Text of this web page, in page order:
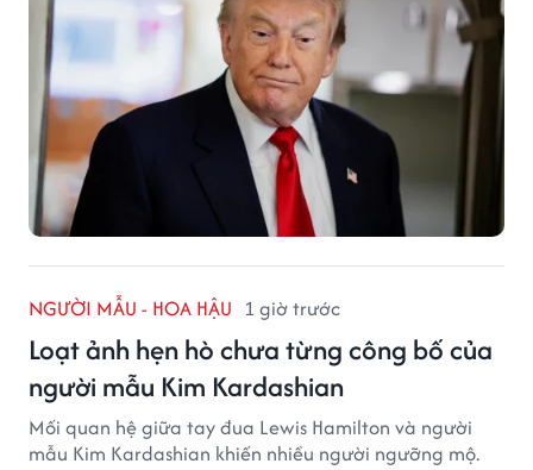
NGƯỜI MẪU - HOA HẬU 1 giờ trước
Loạt ảnh hẹn hò chưa từng công bố của
người mẫu Kim Kardashian
Mối quan hệ giữa tay đua Lewis Hamilton và người
mẫu Kim Kardashian khiến nhiều người ngưỡng mộ.